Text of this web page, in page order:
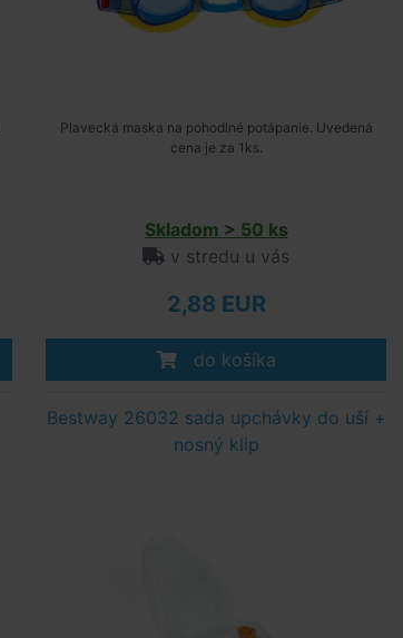
Plavecká maska na pohodlné potápanie. Uvedená
cena je za 1ks.
Skladom > 50 ks
v stredu u vás
2,88 EUR
do košíka
Bestway 26032 sada upchávky do uší +
nosný klip